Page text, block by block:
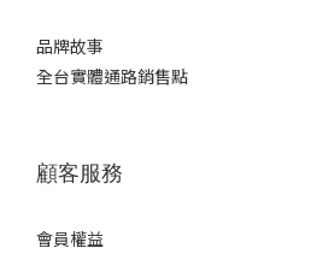
品牌故事
全台實體通路銷售點
顧客服務
會員權益